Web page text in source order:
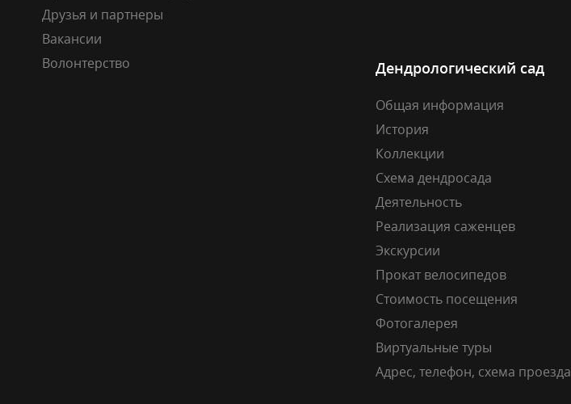
Друзья и партнеры
Вакансии
Волонтерство
Дендрологический сад
Общая информация
История
Коллекции
Схема дендросада
Деятельность
Реализация саженцев
Экскурсии
Прокат велосипедов
Стоимость посещения
Фотогалерея
Виртуальные туры
Адрес, телефон, схема проезда